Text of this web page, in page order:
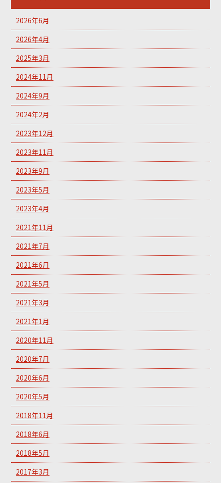
2026年6月
2026年4月
2025年3月
2024年11月
2024年9月
2024年2月
2023年12月
2023年11月
2023年9月
2023年5月
2023年4月
2021年11月
2021年7月
2021年6月
2021年5月
2021年3月
2021年1月
2020年11月
2020年7月
2020年6月
2020年5月
2018年11月
2018年6月
2018年5月
2017年3月